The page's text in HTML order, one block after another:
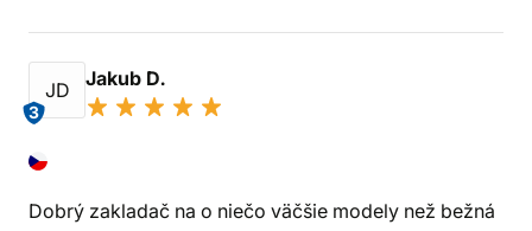
JD
3
Jakub D.
Dobrý zakladač na o niečo väčšie modely než bežná